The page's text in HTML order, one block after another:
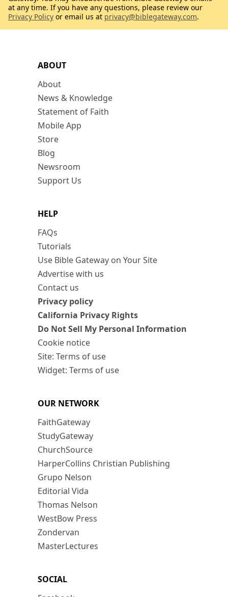
ABOUT
About
News & Knowledge
Statement of Faith
Mobile App
Store
Blog
Newsroom
Support Us
HELP
FAQs
Tutorials
Use Bible Gateway on Your Site
Advertise with us
Contact us
Privacy policy
California Privacy Rights
Do Not Sell My Personal Information
Cookie notice
Site: Terms of use
Widget: Terms of use
OUR NETWORK
FaithGateway
StudyGateway
ChurchSource
HarperCollins Christian Publishing
Grupo Nelson
Editorial Vida
Thomas Nelson
WestBow Press
Zondervan
MasterLectures
SOCIAL
at any time. If you have any questions, please review our
Privacy Policy or email us at privacy@biblegateway.com.